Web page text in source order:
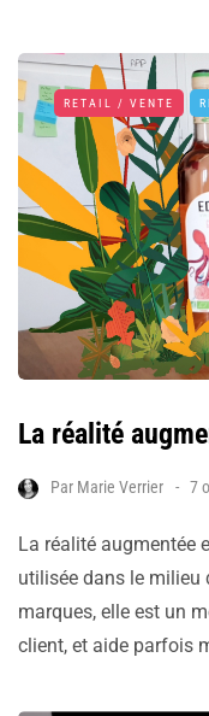
RETAIL / VENTE
La réalité
Par Marie Verrier 7
La réalité augmentée
utilisée dans le milieu
marques, elle est un
client, et aide parfois